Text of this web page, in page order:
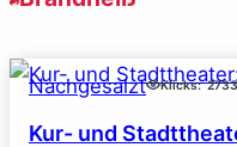
Nachgesalzt Klicks:
Kur- und